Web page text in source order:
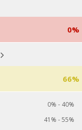
0%
66%
0% - 40%
41% - 55%